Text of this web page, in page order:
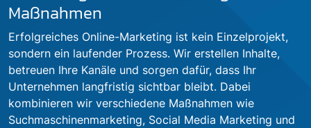
Maßnahmen
Erfolgreiches Online-Marketing ist kein Einzelprojekt,
sondern ein laufender Prozess. Wir erstellen Inhalte,
betreuen Ihre Kanäle und sorgen dafür, dass Ihr
Unternehmen langfristig sichtbar bleibt. Dabei
kombinieren wir verschiedene Maßnahmen wie
Suchmaschinenmarketing, Social Media Marketing und